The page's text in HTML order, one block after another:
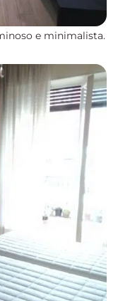
e minimalista.